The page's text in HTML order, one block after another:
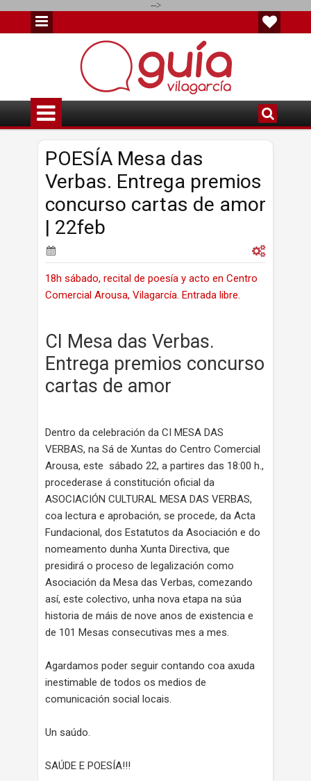
-->
POESÍA Mesa das
Verbas. Entrega premios
concurso cartas de amor
| 22feb
18h sábado, recital de poesía y acto en Centro
Comercial Arousa, Vilagarcía. Entrada libre.
CI Mesa das Verbas.
Entrega premios concurso
cartas de amor
Dentro da celebración da CI MESA DAS
VERBAS, na Sá de Xuntas do Centro Comercial
Arousa, este sábado 22, a partires das 18:00 h.,
procederase á constitución oficial da
ASOCIACIÓN CULTURAL MESA DAS VERBAS,
coa lectura e aprobación, se procede, da Acta
Fundacional, dos Estatutos da Asociación e do
nomeamento dunha Xunta Directiva, que
presidirá o proceso de legalización como
Asociación da Mesa das Verbas, comezando
así, este colectivo, unha nova etapa na súa
historia de máis de nove anos de existencia e
de 101 Mesas consecutivas mes a mes.
Agardamos poder seguir contando coa axuda
inestimable de todos os medios de
comunicación social locais.
Un saúdo.
SAÚDE E POESÍA!!!